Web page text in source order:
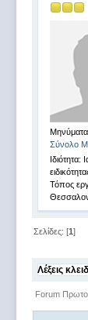
Σύνολο
Ιδιότητα:
Τόπος
Σελίδες: [1]
Λέξεις
Forum